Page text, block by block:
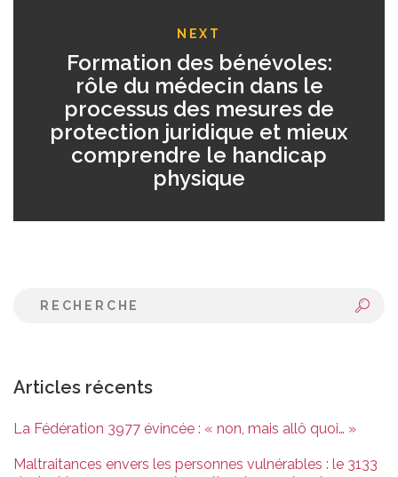
NEXT
Formation des bénévoles:
rôle du médecin dans le
processus des mesures de
protection juridique et mieux
comprendre le handicap
physique
Articles récents
La Fédération 3977 évincée : « non, mais allô quoi… »
Maltraitances envers les personnes vulnérables : le 3133